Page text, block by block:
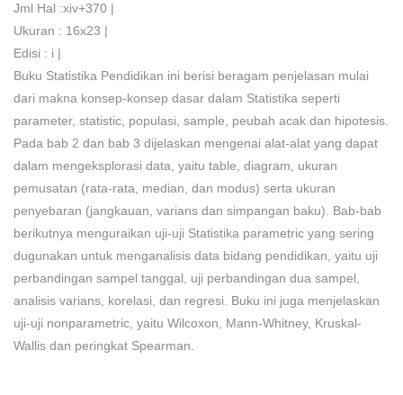
Jml Hal :xiv+370 |
Ukuran : 16x23 |
Edisi : i |
Buku Statistika Pendidikan ini berisi beragam penjelasan mulai
dari makna konsep-konsep dasar dalam Statistika seperti
parameter, statistic, populasi, sample, peubah acak dan hipotesis.
Pada bab 2 dan bab 3 dijelaskan mengenai alat-alat yang dapat
dalam mengeksplorasi data, yaitu table, diagram, ukuran
pemusatan (rata-rata, median, dan modus) serta ukuran
penyebaran (jangkauan, varians dan simpangan baku). Bab-bab
berikutnya menguraikan uji-uji Statistika parametric yang sering
dugunakan untuk menganalisis data bidang pendidikan, yaitu uji
perbandingan sampel tanggal, uji perbandingan dua sampel,
analisis varians, korelasi, dan regresi. Buku ini juga menjelaskan
uji-uji nonparametric, yaitu Wilcoxon, Mann-Whitney, Kruskal-
Wallis dan peringkat Spearman.